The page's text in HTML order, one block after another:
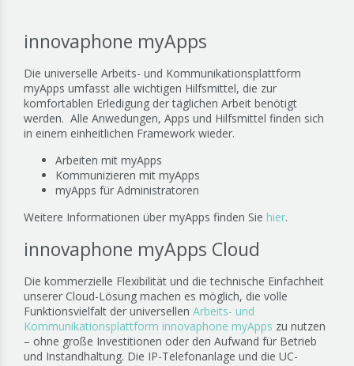
innovaphone myApps
Die universelle Arbeits- und Kommunikationsplattform
myApps umfasst alle wichtigen Hilfsmittel, die zur
komfortablen Erledigung der täglichen Arbeit benötigt
werden. Alle Anwedungen, Apps und Hilfsmittel finden sich
in einem einheitlichen Framework wieder.
Arbeiten mit myApps
Kommunizieren mit myApps
myApps für Administratoren
Weitere Informationen über myApps finden Sie hier.
innovaphone myApps Cloud
Die kommerzielle Flexibilität und die technische Einfachheit
unserer Cloud-Lösung machen es möglich, die volle
Funktionsvielfalt der universellen Arbeits- und
Kommunikationsplattform innovaphone myApps zu nutzen
– ohne große Investitionen oder den Aufwand für Betrieb
und Instandhaltung. Die IP-Telefonanlage und die UC-